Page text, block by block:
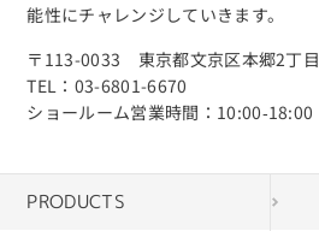
能性にチャレンジしていきます。
〒113-0033 東京都文京区本郷2丁
TEL：03-6801-6670
ショールーム営業時間：10:00‐18:00
PRODUCTS